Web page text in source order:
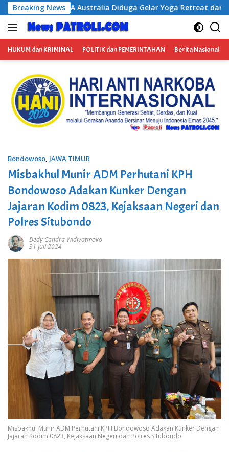
Langsung
ke
konten
Breaking News
Gelar Yoga Retreat dan Menjadi Instruktur Meditasi
HUKUM dan KRIMINAL POLITIK dan PEMERINTAHAN Berita Nasional
Bondowoso, JAWA TIMUR
Misbakhul Munir ADM Perhutani KPH
Bondowoso Adakan Kunker Dengan
Jajaran Kodim 0823, Kejaksaan Negeri dan
Polres Situbondo
Dedy Candra Widiyatmoko
31 Juli 2024
Misbakhul Munir ADM Perhutani KPH Bondowoso Adakan Kunker Dengan
Jajaran Kodim 0823, Kejaksaan Negeri dan Polres Situbondo